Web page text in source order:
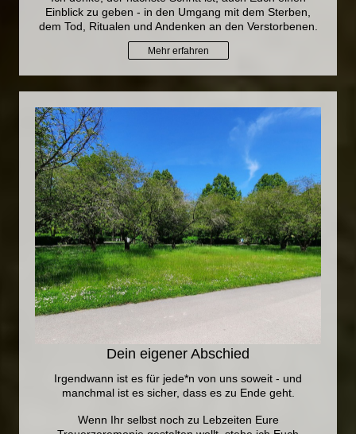
Einblick zu geben - in den Umgang mit dem Sterben,
dem Tod, Ritualen und Andenken an den Verstorbenen.
Mehr erfahren
Dein eigener Abschied
Irgendwann ist es für jede*n von uns soweit - und
manchmal ist es sicher, dass es zu Ende geht.
Wenn Ihr selbst noch zu Lebzeiten Eure